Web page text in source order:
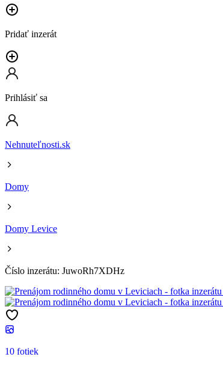
Pridať inzerát
Prihlásiť sa
Nehnuteľnosti.sk
Domy
Domy Levice
Číslo inzerátu: JuwoRh7XDHz
10 fotiek